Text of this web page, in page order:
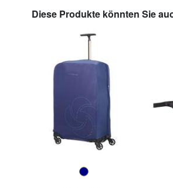
Diese Produkte könnten Sie